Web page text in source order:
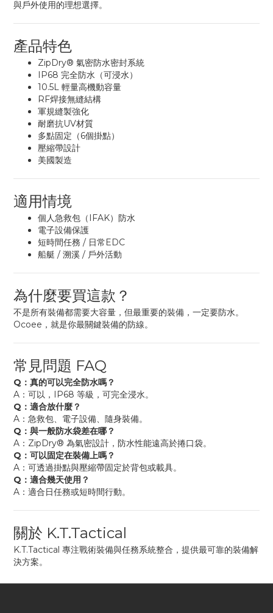
與戶外使用的理想選擇。
產品特色
ZipDry® 氣密防水密封系統
IP68 完全防水（可浸水）
10.5L 輕量高機動容量
RF焊接無縫結構
軍規縫製強化
耐磨抗UV材質
多點固定（6個掛點）
壓縮帶設計
美國製造
適用情境
個人急救包（IFAK）防水
電子設備保護
短時間任務 / 日常EDC
船艇 / 溯溪 / 戶外活動
為什麼要買這款？
不是所有裝備都需要大容量，但最重要的裝備，一定要防水。
Ocoee，就是你最關鍵裝備的防線。
常見問題 FAQ
Q：真的可以完全防水嗎？
A：可以，IP68 等級，可完全浸水。
Q：適合放什麼？
A：急救包、電子設備、隨身裝備。
Q：與一般防水袋差在哪？
A：ZipDry® 為氣密設計，防水性能遠高於捲口袋。
Q：可以固定在裝備上嗎？
A：可透過掛點與壓縮帶固定於背包或載具。
Q：適合幾天使用？
A：適合日任務或短時間行動。
關於 K.T.Tactical
K.T.Tactical 專注戰術裝備與任務系統整合，提供最可靠的裝備解
決方案。